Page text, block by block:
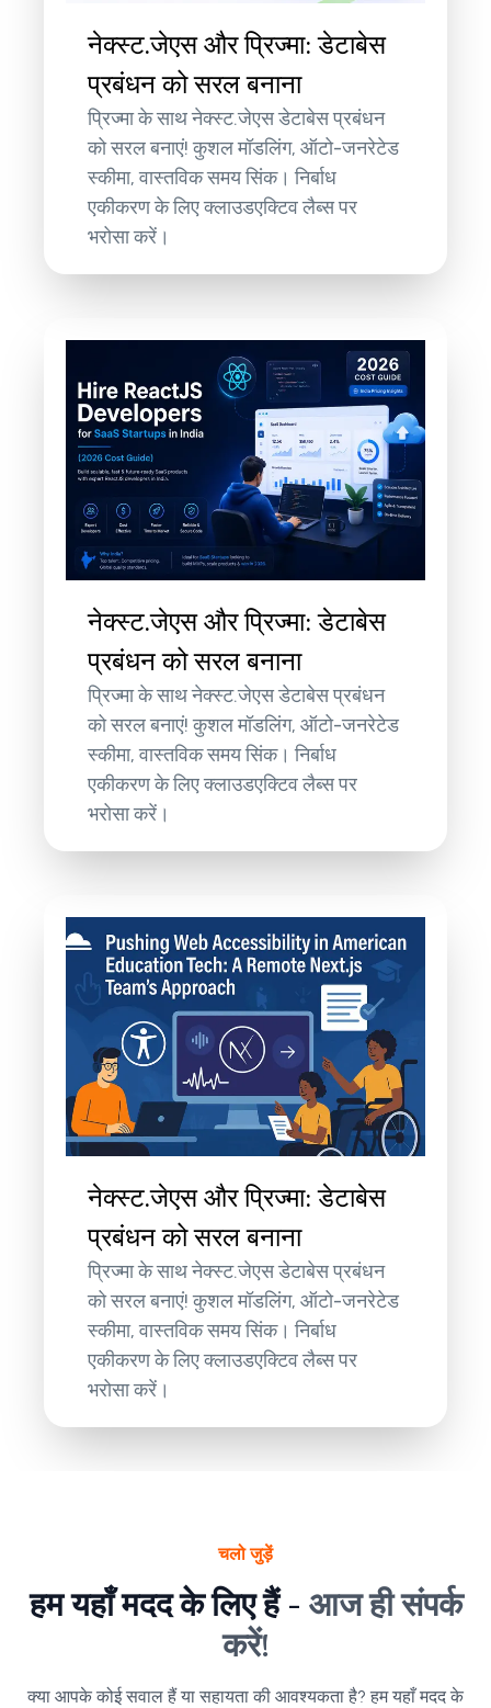
नेक्स्ट.जेएस और प्रिज्मा: डेटाबेस
प्रबंधन को सरल बनाना
प्रिज्मा के साथ नेक्स्ट.जेएस डेटाबेस प्रबंधन
को सरल बनाएं! कुशल मॉडलिंग, ऑटो-जनरेटेड
स्कीमा, वास्तविक समय सिंक। निर्बाध
एकीकरण के लिए क्लाउडएक्टिव लैब्स पर
भरोसा करें।
नेक्स्ट.जेएस और प्रिज्मा: डेटाबेस
प्रबंधन को सरल बनाना
प्रिज्मा के साथ नेक्स्ट.जेएस डेटाबेस प्रबंधन
को सरल बनाएं! कुशल मॉडलिंग, ऑटो-जनरेटेड
स्कीमा, वास्तविक समय सिंक। निर्बाध
एकीकरण के लिए क्लाउडएक्टिव लैब्स पर
भरोसा करें।
नेक्स्ट.जेएस और प्रिज्मा: डेटाबेस
प्रबंधन को सरल बनाना
प्रिज्मा के साथ नेक्स्ट.जेएस डेटाबेस प्रबंधन
को सरल बनाएं! कुशल मॉडलिंग, ऑटो-जनरेटेड
स्कीमा, वास्तविक समय सिंक। निर्बाध
एकीकरण के लिए क्लाउडएक्टिव लैब्स पर
भरोसा करें।
चलो जुड़ें
हम यहाँ मदद के लिए हैं - आज ही संपर्क
करें!
क्या आपके कोई सवाल हैं या सहायता की आवश्यकता है? हम यहाँ मदद के